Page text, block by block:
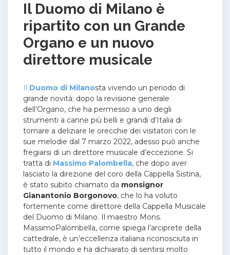
Il Duomo di Milano è
ripartito con un Grande
Organo e un nuovo
direttore musicale
Il Duomo di Milanosta vivendo un periodo di
grande novità: dopo la revisione generale
dell’Organo, che ha permesso a uno degli
strumenti a canne più belli e grandi d’Italia di
tornare a deliziare le orecchie dei visitatori con le
sue melodie dal 7 marzo 2022, adesso può anche
fregiarsi di un direttore musicale d’eccezione. Si
tratta di Massimo Palombella, che dopo aver
lasciato la direzione del coro della Cappella Sistina,
è stato subito chiamato da monsignor
Gianantonio Borgonovo, che lo ha voluto
fortemente come direttore della Cappella Musicale
del Duomo di Milano. Il maestro Mons.
MassimoPalombella, come spiega l’arciprete della
cattedrale, è un’eccellenza italiana riconosciuta in
tutto il mondo e ha dichiarato di sentirsi molto